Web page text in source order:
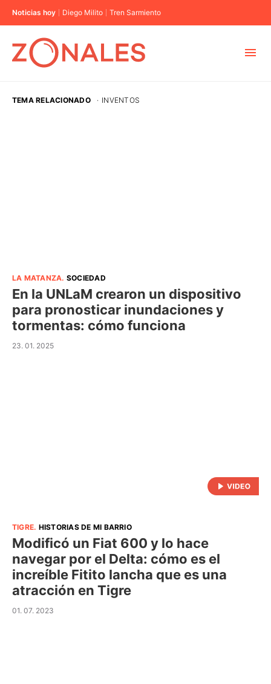
Noticias hoy Diego Milito Tren Sarmiento
TEMA RELACIONADO · INVENTOS
LA MATANZA. SOCIEDAD
En la UNLaM crearon un dispositivo
para pronosticar inundaciones y
tormentas: cómo funciona
23. 01. 2025
TIGRE. HISTORIAS DE MI BARRIO
Modificó un Fiat 600 y lo hace
navegar por el Delta: cómo es el
increíble Fitito lancha que es una
atracción en Tigre
01. 07. 2023